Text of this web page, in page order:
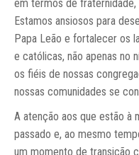
em termos de
Estamos ansiosos para
Papa Leão e fortalecer os
e católicas, não apenas no
os fiéis de nossas
nossas comunidades se
A atenção aos que estão à
passado e, ao mesmo
um momento de transição